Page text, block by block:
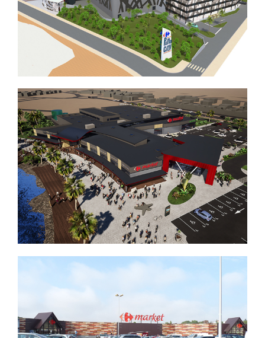
GALERIE ET D’UN BRICOMARCHE
REMODELING D’UN CARREFOUR
(Hypermarché) + CINEMA (3 salles) +
bowling
CREATION D’UN CENTRE